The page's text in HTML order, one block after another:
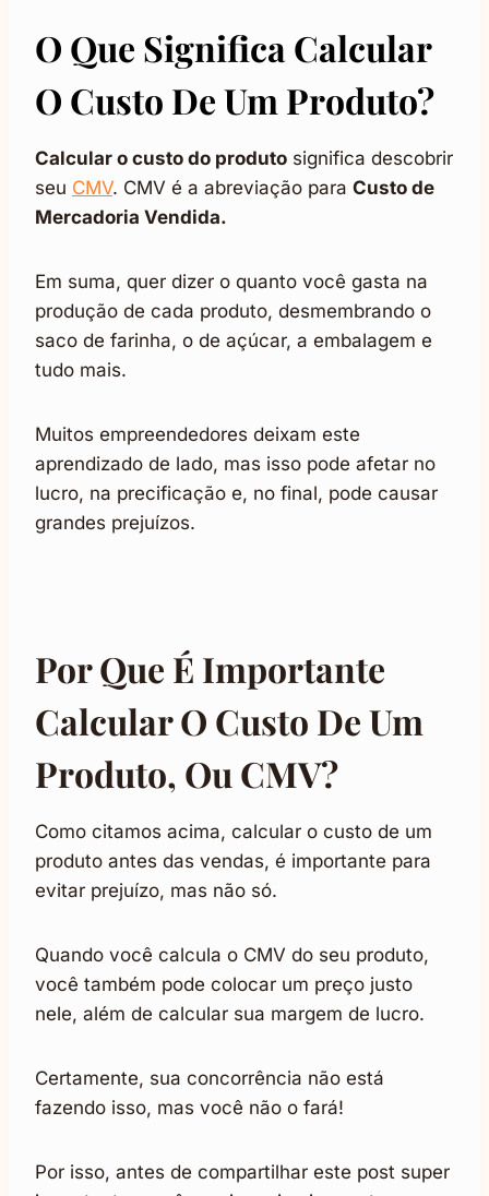
O Que Significa Calcular
O Custo De Um Produto?
Calcular o custo do produto significa descobrir
seu CMV. CMV é a abreviação para Custo de
Mercadoria Vendida.
Em suma, quer dizer o quanto você gasta na
produção de cada produto, desmembrando o
saco de farinha, o de açúcar, a embalagem e
tudo mais.
Muitos empreendedores deixam este
aprendizado de lado, mas isso pode afetar no
lucro, na precificação e, no final, pode causar
grandes prejuízos.
Por Que É Importante
Calcular O Custo De Um
Produto, Ou CMV?
Como citamos acima, calcular o custo de um
produto antes das vendas, é importante para
evitar prejuízo, mas não só.
Quando você calcula o CMV do seu produto,
você também pode colocar um preço justo
nele, além de calcular sua margem de lucro.
Certamente, sua concorrência não está
fazendo isso, mas você não o fará!
Por isso, antes de compartilhar este post super